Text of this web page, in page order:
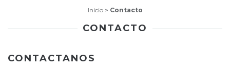
Inicio > Contacto
CONTACTO
CONTACTANOS